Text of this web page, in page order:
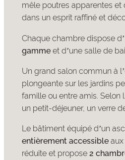
mêle poutres apparentes et
dans un esprit raffiné et
Chaque chambre dispose
gammeet d’une salle de
Un grand salon commun à
plongeante sur les jardins
famille ou entre amis. Selon
un petit-déjeuner, un verre
Le bâtiment équipé d’un
entièrement accessibleaux
réduite et propose 2